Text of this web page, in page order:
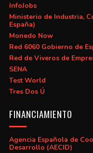
InfoJobs
Ministerio de Industria,
España)
Monedo Now
Red 6060 Gobierno de
Red de Viveros de
SENA
Test World
Tres Dos Ú
FINANCIAMIENTO
Agencia Española de
Desarrollo (AECID)